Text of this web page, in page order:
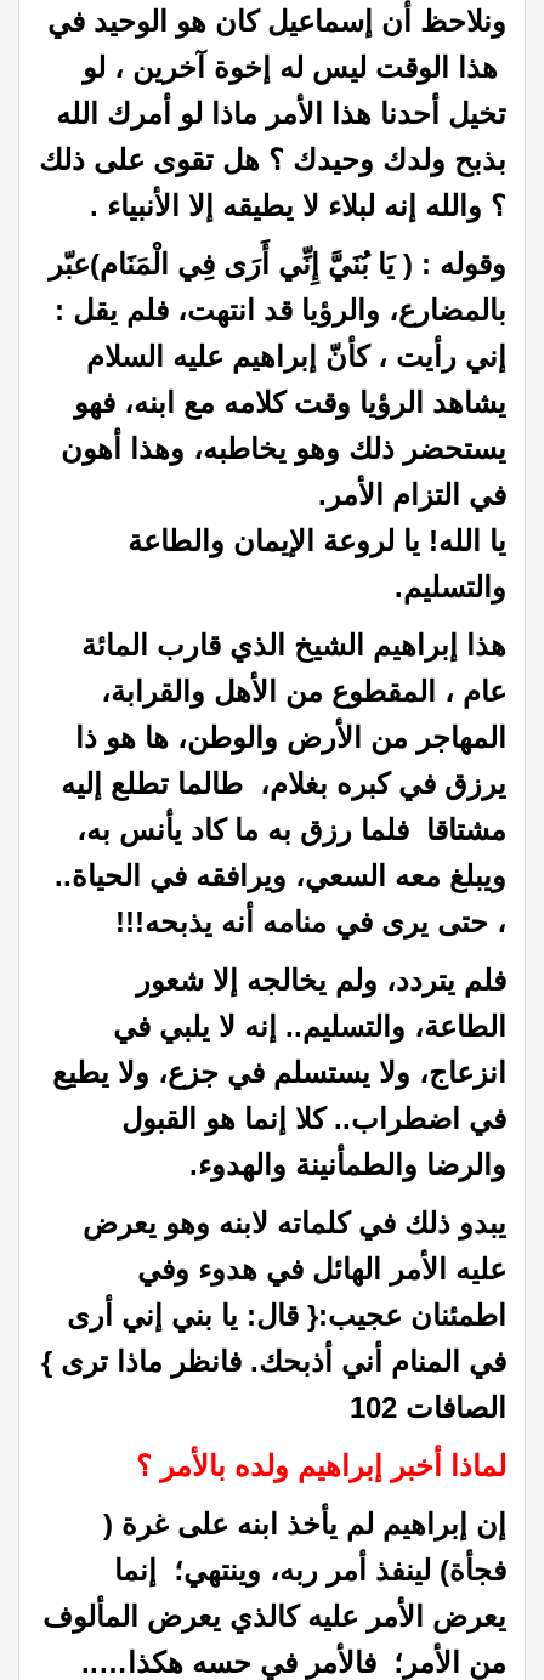
ونلاحظ أن إسماعيل كان هو الوحيد في
هذا الوقت ليس له إخوة آخرين ، لو
تخيل أحدنا هذا الأمر ماذا لو أمرك الله
بذبح ولدك وحيدك ؟ هل تقوى على ذلك
؟ والله إنه لبلاء لا يطيقه إلا الأنبياء .
وقوله : ( يَا بُنَيَّ إِنِّي أَرَى فِي الْمَنَام)عبّر
بالمضارع، والرؤيا قد انتهت، فلم يقل :
إني رأيت ، كأنّ إبراهيم عليه السلام
يشاهد الرؤيا وقت كلامه مع ابنه، فهو
يستحضر ذلك وهو يخاطبه، وهذا أهون
في التزام الأمر.
يا الله! يا لروعة الإيمان والطاعة
والتسليم.
هذا إبراهيم الشيخ الذي قارب المائة
عام ، المقطوع من الأهل والقرابة،
المهاجر من الأرض والوطن، ها هو ذا
يرزق في كبره بغلام، طالما تطلع إليه
مشتاقا فلما رزق به ما كاد يأنس به،
ويبلغ معه السعي، ويرافقه في الحياة..
، حتى يرى في منامه أنه يذبحه!!!
فلم يتردد، ولم يخالجه إلا شعور
الطاعة، والتسليم.. إنه لا يلبي في
انزعاج، ولا يستسلم في جزع، ولا يطيع
في اضطراب.. كلا إنما هو القبول
والرضا والطمأنينة والهدوء.
يبدو ذلك في كلماته لابنه وهو يعرض
عليه الأمر الهائل في هدوء وفي
اطمئنان عجيب:{ قال: يا بني إني أرى
في المنام أني أذبحك. فانظر ماذا ترى }
الصافات 102
لماذا أخبر إبراهيم ولده بالأمر ؟
إن إبراهيم لم يأخذ ابنه على غرة (
فجأة) لينفذ أمر ربه، وينتهي؛ إنما
يعرض الأمر عليه كالذي يعرض المألوف
من الأمر؛ فالأمر في حسه هكذا…..